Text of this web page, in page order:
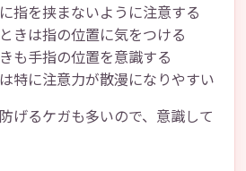
指を挟まないように注意する
きは指の位置に気をつける
も手指の位置を意識する
特に注意力が散漫になりやすい
げるケガも多いので、意識して